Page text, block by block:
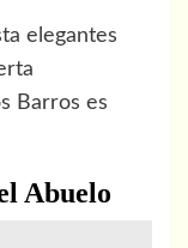
elegantes
Barros es
Abuelo